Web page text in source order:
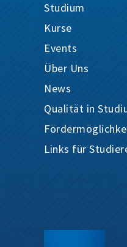
Studium
Kurse
Events
Über Uns
News
Qualität in
Links für